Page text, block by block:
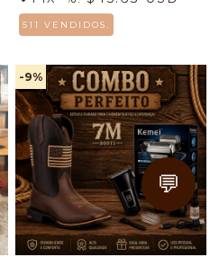
511 VENDIDOS.
-9%
💬